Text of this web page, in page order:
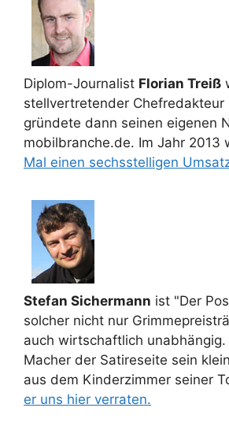
Diplom-Journalist Florian Treiß
stellvertretender Chefredakteur
gründete dann seinen eigenen
mobilbranche.de. Im Jahr 2013
Mal einen sechsstelligen
Stefan Sichermann ist "Der
solcher nicht nur
auch wirtschaftlich unabhängig.
Macher der Satireseite sein
aus dem Kinderzimmer seiner
er uns hier verraten.